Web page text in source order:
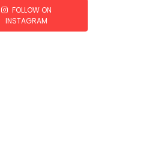
FOLLOW ON
INSTAGRAM